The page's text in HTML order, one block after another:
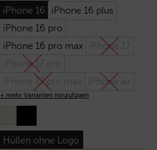
iPhone 16
iPhone 16 plus
iPhone 16 pro
iPhone 16 pro max
iPhone 17
iPhone 17 pro
iPhone 17 pro max
iPhone air
+ mehr Varianten hinzufügen
Hüllen ohne Logo